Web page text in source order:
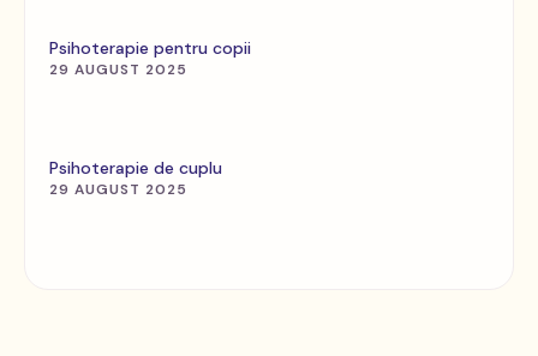
Psihoterapie pentru copii
29 AUGUST 2025
Psihoterapie de cuplu
29 AUGUST 2025